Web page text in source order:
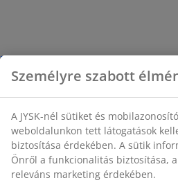
Személyre szabott
A JYSK-nél sütiket és
weboldalunkon tett látogatások
biztosítása érdekében. A sütik
Önről a funkcionalitás biztosítása,
releváns marketing érdekében.